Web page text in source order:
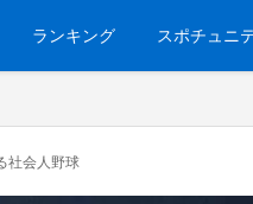
ランキング スポチュニ
社会人野球